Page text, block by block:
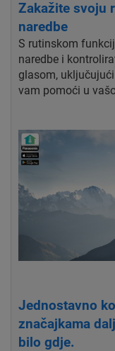
Zakažite svoju
naredbe
S rutinskom
naredbe i
glasom,
vam pomoći u
Jednostavno
značajkama
bilo gdje.